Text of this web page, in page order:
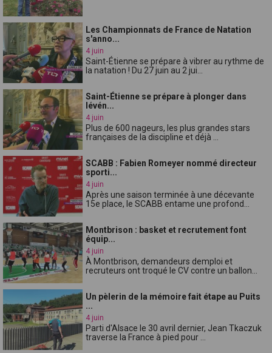
Les Championnats de France de Natation
s'anno...
4 juin
Saint-Étienne se prépare à vibrer au rythme de
la natation ! Du 27 juin au 2 jui...
Saint-Étienne se prépare à plonger dans
lévén...
4 juin
Plus de 600 nageurs, les plus grandes stars
françaises de la discipline et déjà ...
SCABB : Fabien Romeyer nommé directeur
sporti...
4 juin
Après une saison terminée à une décevante
15e place, le SCABB entame une profond...
Montbrison : basket et recrutement font
équip...
4 juin
À Montbrison, demandeurs demploi et
recruteurs ont troqué le CV contre un ballon...
Un pèlerin de la mémoire fait étape au Puits
...
4 juin
Parti d'Alsace le 30 avril dernier, Jean Tkaczuk
traverse la France à pied pour ...